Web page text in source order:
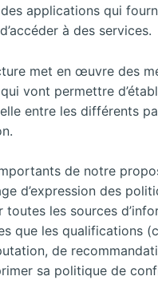
applications qui
à des services.
met en œuvre des
vont permettre
entre les différents
de notre
d’expression des
toutes les sources
que les qualifications
de
sa politique de